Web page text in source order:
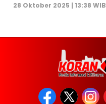
28 Oktober 2025 | 13:38 WIB